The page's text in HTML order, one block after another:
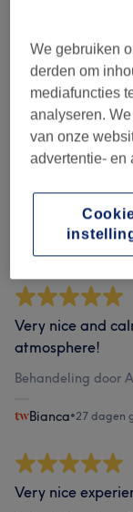
Reviews filteren
Beoordeling
Geschreven
kan
Very nice and
atmosphere!
Behandeling door
Bianca•27 dagen
Very nice
We gebruiken
derden om
mediafuncties
analyseren.
van onze
advertentie- en